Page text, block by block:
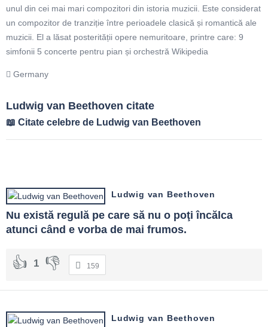
unul din cei mai mari compozitori din istoria muzicii. Este considerat
un compozitor de tranziție între perioadele clasică și romantică ale
muzicii. El a lăsat posterității opere nemuritoare, printre care: 9
simfonii 5 concerte pentru pian și orchestră Wikipedia
Germany
Ludwig van Beethoven citate
Citate celebre de Ludwig van Beethoven
Ludwig van Beethoven
Nu există regulă pe care să nu o poţi încălca
atunci când e vorba de mai frumos.
1 159
Ludwig van Beethoven